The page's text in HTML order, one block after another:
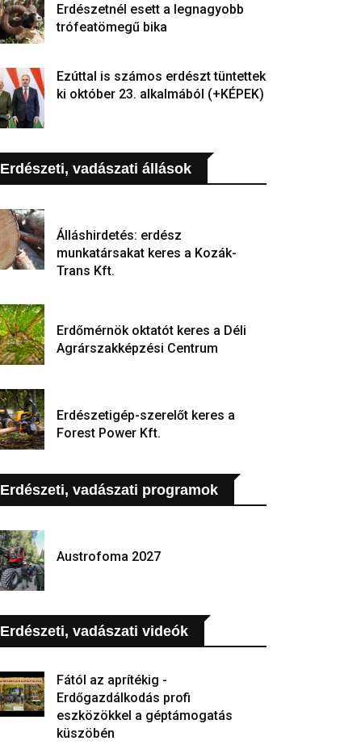
Erdészetnél esett a legnagyobb
trófeatömegű bika
Ezúttal is számos erdészt tüntettek
ki október 23. alkalmából (+KÉPEK)
Erdészeti, vadászati állások
Álláshirdetés: erdész
munkatársakat keres a Kozák-
Trans Kft.
Erdőmérnök oktatót keres a Déli
Agrárszakképzési Centrum
Erdészetigép-szerelőt keres a
Forest Power Kft.
Erdészeti, vadászati programok
Austrofoma 2027
Erdészeti, vadászati videók
Fától az aprítékig -
Erdőgazdálkodás profi
eszközökkel a géptámogatás
küszöbén